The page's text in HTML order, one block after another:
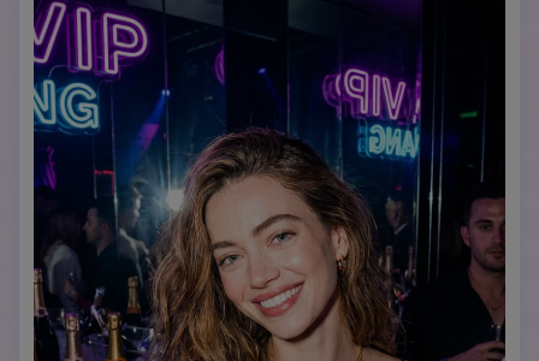
The final image should look like a real party photo taken
at a nightclub.